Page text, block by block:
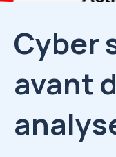
Cyber
avant